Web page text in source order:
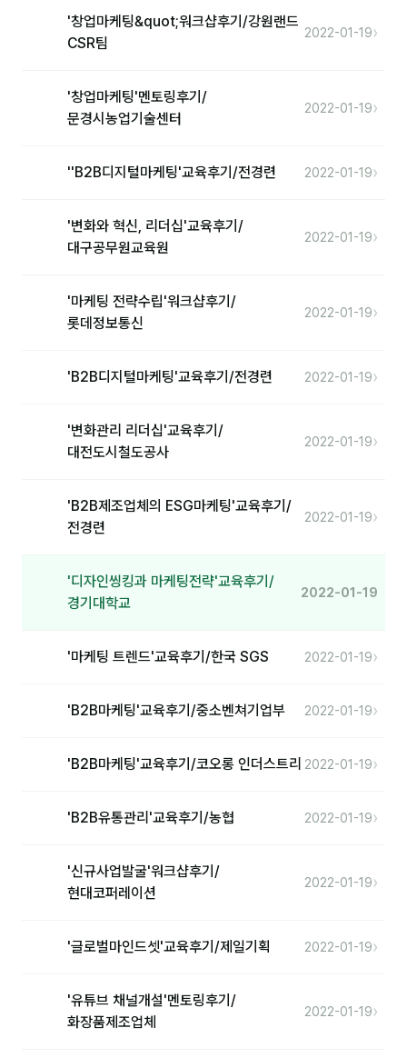
담당자·교육생 피드백
전체 도구
재무·계약
트렌드 리포트
문서자료실
등급 · 포인트
'창업마케팅&quot;워크샵후기/강원랜드
CSR팀
2022-01-19›
'창업마케팅'멘토링후기/
문경시농업기술센터
2022-01-19›
''B2B디지털마케팅'교육후기/전경련 2022-01-19›
'변화와 혁신, 리더십'교육후기/
대구공무원교육원
2022-01-19›
'마케팅 전략수립'워크샵후기/
롯데정보통신
2022-01-19›
'B2B디지털마케팅'교육후기/전경련 2022-01-19›
'변화관리 리더십'교육후기/
대전도시철도공사
2022-01-19›
'B2B제조업체의 ESG마케팅'교육후기/
전경련
2022-01-19›
'디자인씽킹과 마케팅전략'교육후기/
경기대학교
2022-01-19
'마케팅 트렌드'교육후기/한국 SGS 2022-01-19›
'B2B마케팅'교육후기/중소벤쳐기업부 2022-01-19›
'B2B마케팅'교육후기/코오롱 인더스트리 2022-01-19›
'B2B유통관리'교육후기/농협 2022-01-19›
'신규사업발굴'워크샵후기/
현대코퍼레이션
2022-01-19›
'글로벌마인드셋'교육후기/제일기획 2022-01-19›
'유튜브 채널개설'멘토링후기/
화장품제조업체
2022-01-19›